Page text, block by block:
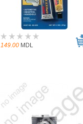
149.00 MDL